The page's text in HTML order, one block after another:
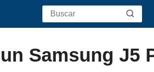
Samsung J5